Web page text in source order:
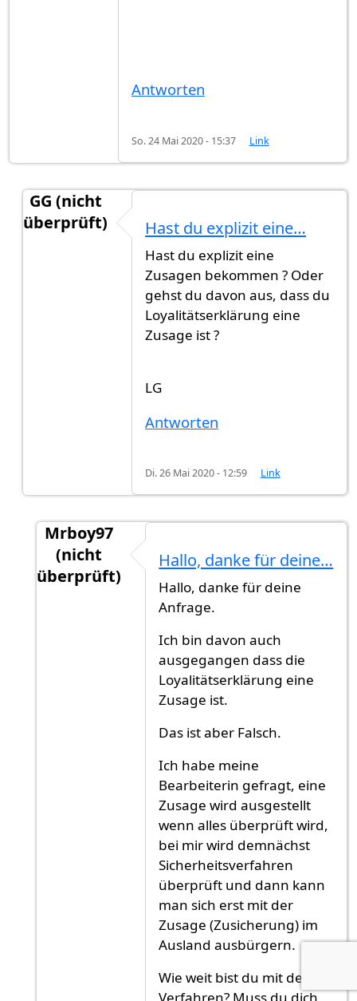
Antworten
So. 24 Mai 2020 - 15:37 Link
GG (nicht
überprüft)
Einbürgerung in Stuttgartvon
Hast du explizit eine…
Hast du explizit eine
Zusagen bekommen ? Oder
gehst du davon aus, dass du
Loyalitätserklärung eine
Zusage ist ?
LG
Antworten
Di. 26 Mai 2020 - 12:59 Link
Mrboy97
(nicht
überprüft)
Hast du explizit eine…von
Hallo, danke für deine…
Hallo, danke für deine
Anfrage.
Ich bin davon auch
ausgegangen dass die
Loyalitätserklärung eine
Zusage ist.
Das ist aber Falsch.
Ich habe meine
Bearbeiterin gefragt, eine
Zusage wird ausgestellt
wenn alles überprüft wird,
bei mir wird demnächst
Sicherheitsverfahren
überprüft und dann kann
man sich erst mit der
Zusage (Zusicherung) im
Ausland ausbürgern.
Wie weit bist du mit dem